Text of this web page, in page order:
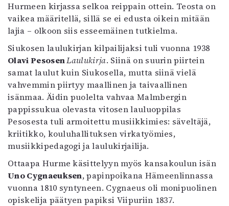
Lehdet
4/2026
1/2026
6/2025
5/2025 saame
5/2025
Lehtiarkisto
Info
Tilaus ja irtonumerot
Toimitus
Mediatiedot
Kaltio ry
Hurmeen kirjassa selkoa reippain ottein. Teosta on
vaikea määritellä, sillä se ei edusta oikein mitään
lajia – olkoon siis esseemäinen tutkielma.
Siukosen laulukirjan kilpailijaksi tuli vuonna 1938
Olavi PesosenLaulukirja. Siinä on suurin piirtein
samat laulut kuin Siukosella, mutta siinä vielä
vahvemmin piirtyy maallinen ja taivaallinen
isänmaa. Äidin puolelta vahvaa Malmbergin
pappissukua olevasta vitosen lauluoppilas
Pesosesta tuli armoitettu musiikkimies: säveltäjä,
kriitikko, kouluhallituksen virkatyömies,
musiikkipedagogi ja laulukirjailija.
Ottaapa Hurme käsittelyyn myös kansakoulun isän
Uno Cygnaeuksen, papinpoikana Hämeenlinnassa
vuonna 1810 syntyneen. Cygnaeus oli monipuolinen
opiskelija päätyen papiksi Viipuriin 1837.